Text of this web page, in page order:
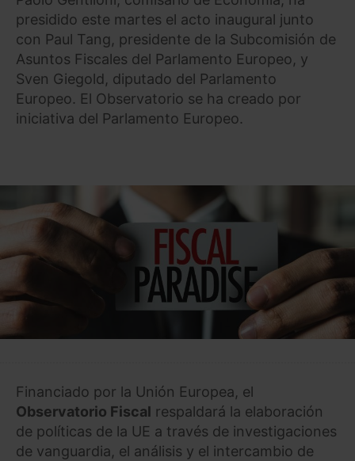
presidido este martes el acto inaugural junto
con Paul Tang, presidente de la Subcomisión de
Asuntos Fiscales del Parlamento Europeo, y
Sven Giegold, diputado del Parlamento
Europeo. El Observatorio se ha creado por
iniciativa del Parlamento Europeo.
Financiado por la Unión Europea, el
Observatorio Fiscal respaldará la elaboración
de políticas de la UE a través de investigaciones
de vanguardia, el análisis y el intercambio de